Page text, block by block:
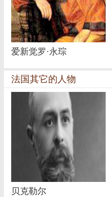
爱新觉罗·永琮
法国其它的人物
贝克勒尔